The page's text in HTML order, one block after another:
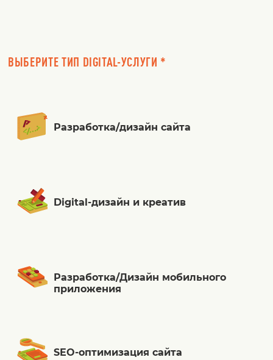
ВЫБЕРИТЕ ТИП DIGITAL-УСЛУГИ *
Разработка/дизайн сайта
Digital-дизайн и креатив
Разработка/Дизайн мобильного
приложения
SEO-оптимизация сайта